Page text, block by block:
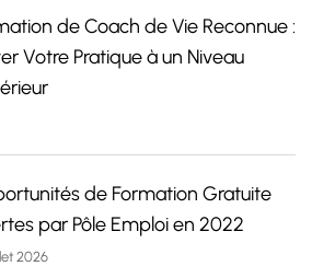
de Coach de Vie Reconnue :
Votre Pratique à un Niveau
de Formation Gratuite
par Pôle Emploi en 2022
2026